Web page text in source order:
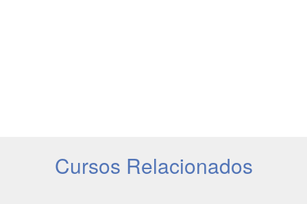
Cursos Relacionados